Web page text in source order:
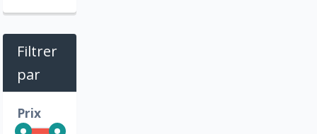
Filtrer
par
Prix